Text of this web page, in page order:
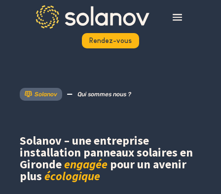
Rendez-vous
 Solanov  Qui sommes nous ?
Solanov – une entreprise
installation panneaux solaires en
Girondeengagée pour un avenir
plusécologique